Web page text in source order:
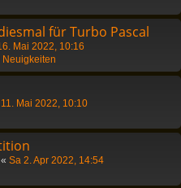
für Turbo Pascal
Mai 2022, 10:16
11. Mai 2022, 10:10
« Sa 2. Apr 2022, 14:54